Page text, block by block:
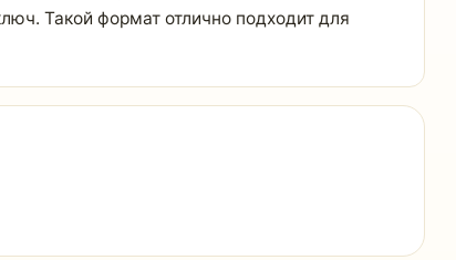
Такой формат отлично подходит для